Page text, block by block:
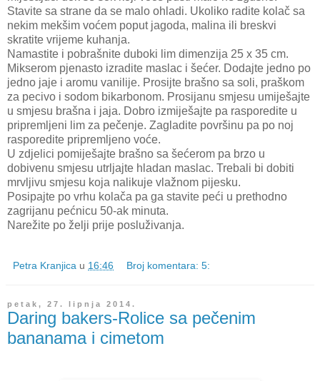
Stavite sa strane da se malo ohladi. Ukoliko radite kolač sa
nekim mekšim voćem poput jagoda, malina ili breskvi
skratite vrijeme kuhanja.
Namastite i pobrašnite duboki lim dimenzija 25 x 35 cm.
Mikserom pjenasto izradite maslac i šećer. Dodajte jedno po
jedno jaje i aromu vanilije. Prosijte brašno sa soli, praškom
za pecivo i sodom bikarbonom. Prosijanu smjesu umiješajte
u smjesu brašna i jaja. Dobro izmiješajte pa rasporedite u
pripremljeni lim za pečenje. Zagladite površinu pa po noj
rasporedite pripremljeno voće.
U zdjelici pomiješajte brašno sa šećerom pa brzo u
dobivenu smjesu utrljajte hladan maslac. Trebali bi dobiti
mrvljivu smjesu koja nalikuje vlažnom pijesku.
Posipajte po vrhu kolača pa ga stavite peći u prethodno
zagrijanu pećnicu 50-ak minuta.
Narežite po želji prije posluživanja.
Petra Kranjica u 16:46 Broj komentara: 5:
petak, 27. lipnja 2014.
Daring bakers-Rolice sa pečenim
bananama i cimetom